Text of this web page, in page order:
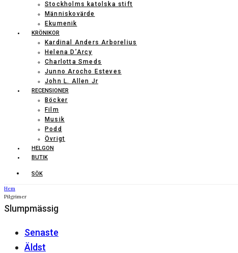
Stockholms katolska stift
Människovärde
Ekumenik
KRÖNIKOR
Kardinal Anders Arborelius
Helena D’Arcy
Charlotta Smeds
Junno Arocho Esteves
John L. Allen Jr
RECENSIONER
Böcker
Film
Musik
Podd
Övrigt
HELGON
BUTIK
SÖK
Hem
Pilgrimer
Slumpmässig
Senaste
Äldst